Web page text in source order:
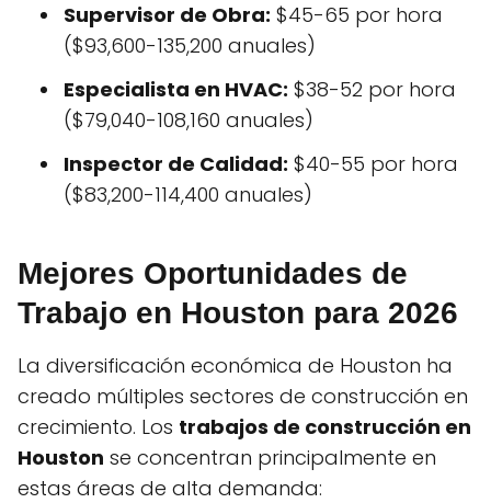
Supervisor de Obra: $45-65 por hora
($93,600-135,200 anuales)
Especialista en HVAC: $38-52 por hora
($79,040-108,160 anuales)
Inspector de Calidad: $40-55 por hora
($83,200-114,400 anuales)
Mejores Oportunidades de
Trabajo en Houston para 2026
La diversificación económica de Houston ha
creado múltiples sectores de construcción en
crecimiento. Los trabajos de construcción en
Houston se concentran principalmente en
estas áreas de alta demanda: